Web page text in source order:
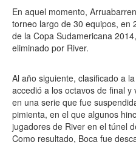
En aquel momento,
torneo largo de 30 equipos, en
de la Copa Sudamericana
eliminado por River.
Al año siguiente, clasificado a
accedió a los octavos de final
en una serie que fue
pimienta, en el que algunos
jugadores de River en el túnel
Como resultado, Boca fue